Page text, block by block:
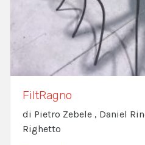
FiltRagno
di Pietro Zebele , Daniel
Righetto